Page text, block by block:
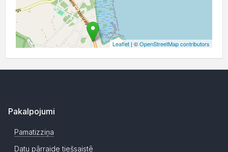
Leaflet | ©OpenStreetMap contributors
Pakalpojumi
Pamatizziņa
Datu pārraide tiešsaistē